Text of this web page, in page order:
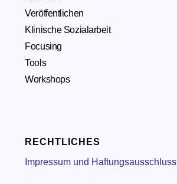
RECHTLICHES
Impressum und Haftungsausschluss
Veröffentlichen
Klinische Sozialarbeit
Focusing
Tools
Workshops